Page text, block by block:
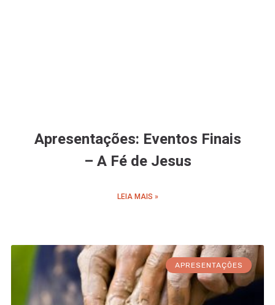
Apresentações: Eventos Finais
– A Fé de Jesus
LEIA MAIS »
APRESENTAÇÕES